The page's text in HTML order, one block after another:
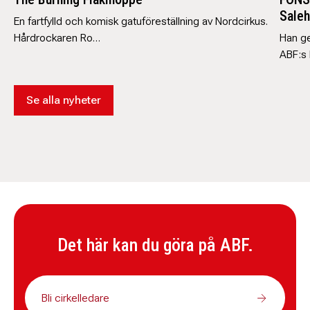
En fartfylld och komisk gatuföreställning av Nordcirkus.
Hårdrockaren Ro…
Han
Se alla nyheter
Det här kan du göra på ABF.
Bli cirkelledare